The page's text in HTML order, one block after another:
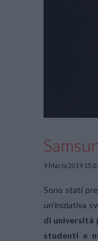
9 Marzo 2019
Sono stati
un’iniziativa
di università
studenti e